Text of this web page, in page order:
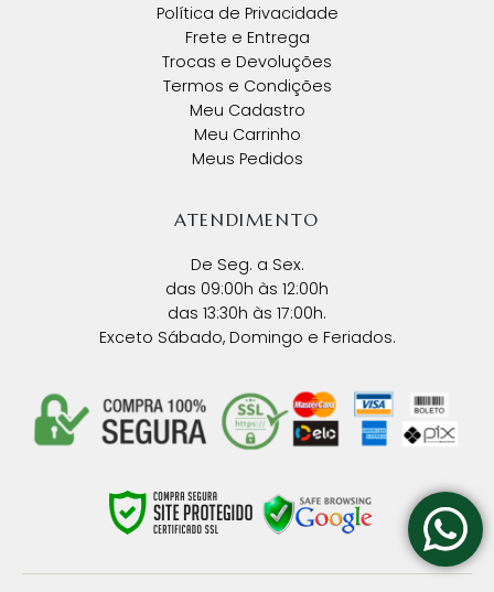
Política de Privacidade
Frete e Entrega
Trocas e Devoluções
Termos e Condições
Meu Cadastro
Meu Carrinho
Meus Pedidos
ATENDIMENTO
De Seg. a Sex.
das 09:00h às 12:00h
das 13:30h às 17:00h.
Exceto Sábado, Domingo e Feriados.